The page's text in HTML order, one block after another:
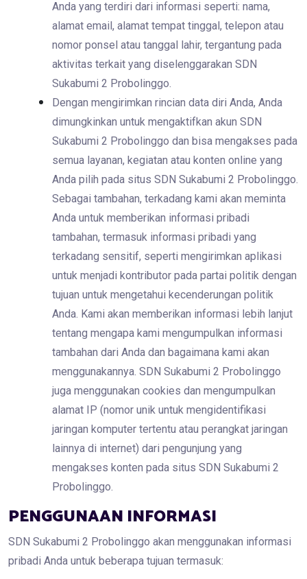
Anda yang terdiri dari informasi seperti: nama,
alamat email, alamat tempat tinggal, telepon atau
nomor ponsel atau tanggal lahir, tergantung pada
aktivitas terkait yang diselenggarakan SDN
Sukabumi 2 Probolinggo.
Dengan mengirimkan rincian data diri Anda, Anda
dimungkinkan untuk mengaktifkan akun SDN
Sukabumi 2 Probolinggo dan bisa mengakses pada
semua layanan, kegiatan atau konten online yang
Anda pilih pada situs SDN Sukabumi 2 Probolinggo.
Sebagai tambahan, terkadang kami akan meminta
Anda untuk memberikan informasi pribadi
tambahan, termasuk informasi pribadi yang
terkadang sensitif, seperti mengirimkan aplikasi
untuk menjadi kontributor pada partai politik dengan
tujuan untuk mengetahui kecenderungan politik
Anda. Kami akan memberikan informasi lebih lanjut
tentang mengapa kami mengumpulkan informasi
tambahan dari Anda dan bagaimana kami akan
menggunakannya. SDN Sukabumi 2 Probolinggo
juga menggunakan cookies dan mengumpulkan
alamat IP (nomor unik untuk mengidentifikasi
jaringan komputer tertentu atau perangkat jaringan
lainnya di internet) dari pengunjung yang
mengakses konten pada situs SDN Sukabumi 2
Probolinggo.
PENGGUNAAN INFORMASI
SDN Sukabumi 2 Probolinggo akan menggunakan informasi
pribadi Anda untuk beberapa tujuan termasuk: